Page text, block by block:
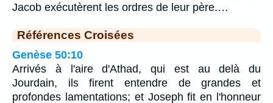
Jacob exécutèrent les ordres de leur père.…
Références Croisées
Genèse 50:10
Arrivés à l'aire d'Athad, qui est au delà du
Jourdain, ils firent entendre de grandes et
profondes lamentations; et Joseph fit en l'honneur